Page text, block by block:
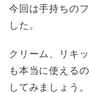
今回は手持ちの
した。
クリーム、リキ
も本当に使える
してみましょう。